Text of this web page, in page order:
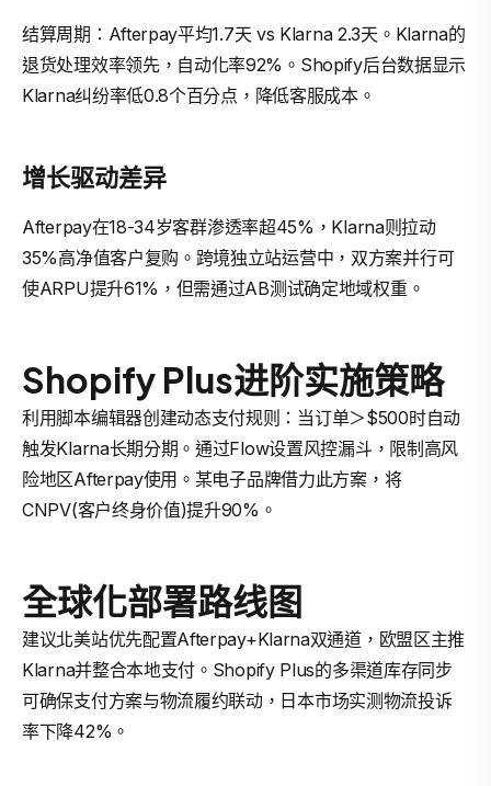
结算周期：Afterpay平均1.7天 vs Klarna 2.3天。Klarna的
退货处理效率领先，自动化率92%。Shopify后台数据显示
Klarna纠纷率低0.8个百分点，降低客服成本。
增长驱动差异
Afterpay在18-34岁客群渗透率超45%，Klarna则拉动
35%高净值客户复购。跨境独立站运营中，双方案并行可
使ARPU提升61%，但需通过AB测试确定地域权重。
Shopify Plus进阶实施策略
利用脚本编辑器创建动态支付规则：当订单＞$500时自动
触发Klarna长期分期。通过Flow设置风控漏斗，限制高风
险地区Afterpay使用。某电子品牌借力此方案，将
CNPV(客户终身价值)提升90%。
全球化部署路线图
建议北美站优先配置Afterpay+Klarna双通道，欧盟区主推
Klarna并整合本地支付。Shopify Plus的多渠道库存同步
可确保支付方案与物流履约联动，日本市场实测物流投诉
率下降42%。